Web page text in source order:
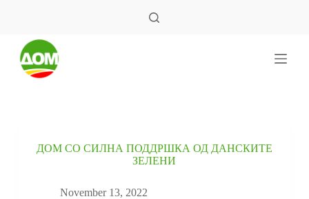
ДОМ СО СИЛНА ПОДДРШКА ОД ДАНСКИТЕ
ЗЕЛЕНИ
November 13, 2022